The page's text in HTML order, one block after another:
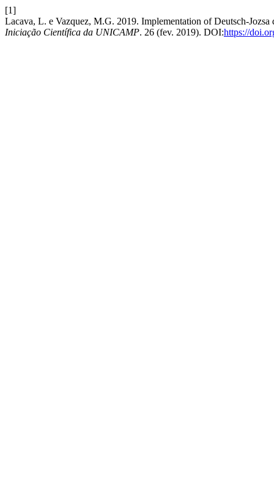
[1]
Lacava, L. e Vazquez, M.G. 2019. Implementation of Deutsch-
Iniciação Científica da UNICAMP. 26 (fev. 2019). DOI:https://